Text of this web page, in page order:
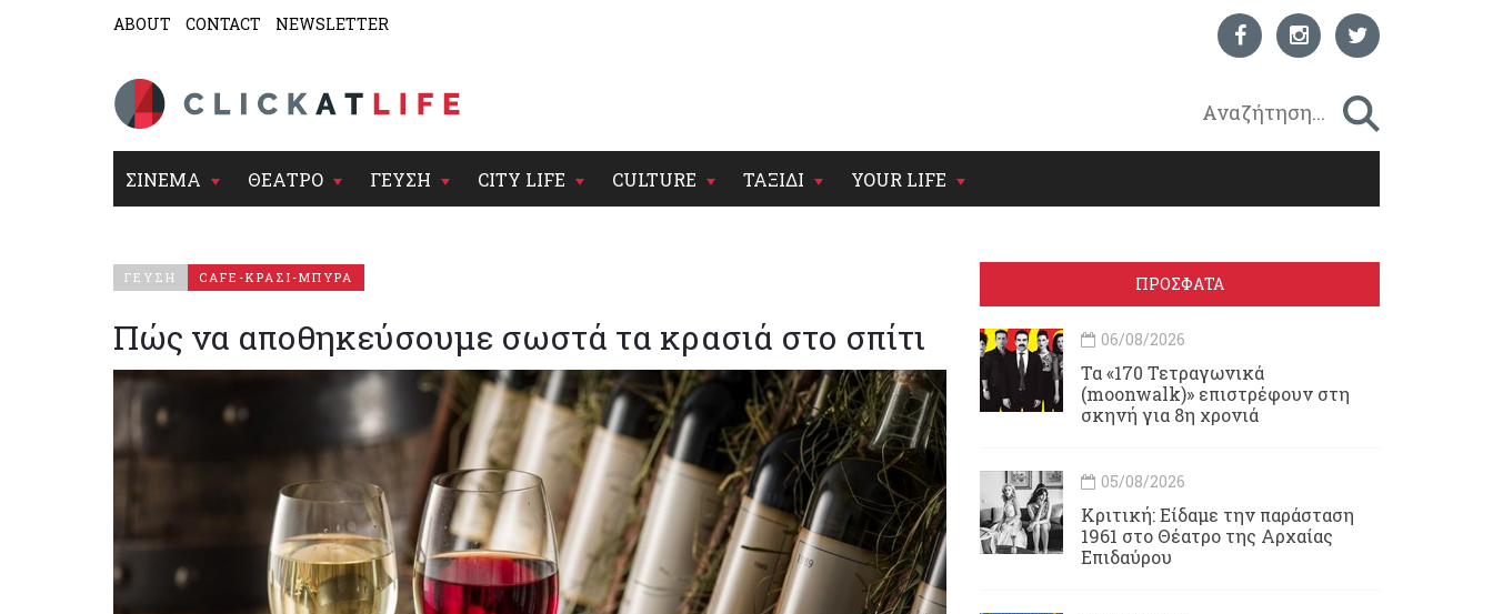
ABOUT CONTACT NEWSLETTER
ΣΙΝΕΜΑ ΘΕΑΤΡΟ ΓΕΥΣΗ CITY LIFE CULTURE ΤΑΞΙΔΙ YOUR LIFE
ΓΕΥΣΗ CAFE-ΚΡΑΣΙ-ΜΠΥΡΑ
Πώς να αποθηκεύσουμε σωστά τα κρασιά στο σπίτι
ΠΡΟΣΦΑΤΑ
06/08/2026
Τα «170 Τετραγωνικά
(moonwalk)» επιστρέφουν στη
σκηνή για 8η χρονιά
05/08/2026
Κριτική: Είδαμε την παράσταση
1961 στο Θέατρο της Αρχαίας
Επιδαύρου